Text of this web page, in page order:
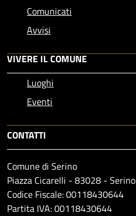
Comunicati
Avvisi
VIVERE IL COMUNE
Luoghi
Eventi
CONTATTI
Comune di Serino
Piazza Cicarelli - 83028 - Serino
Codice Fiscale: 00118430644
Partita IVA: 00118430644